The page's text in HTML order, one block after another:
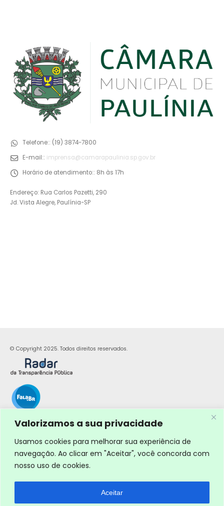
Valorizamos a sua privacidade
Usamos cookies para melhorar sua experiência de
navegação. Ao clicar em "Aceitar", você concorda com
nosso uso de cookies.
Aceitar
Telefone:: (19) 3874-7800
E-mail:: imprensa@camarapaulinia.sp.gov.br
Horário de atendimento:: 8h às 17h
Endereço: Rua Carlos Pazetti, 290
Jd. Vista Alegre, Paulínia-SP
© Copyright 2025. Todos direitos reservados.